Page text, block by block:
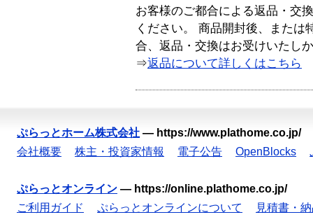
お客様のご都合による返品・交
ください。 商品開封後、または
合、返品・交換はお受けいたし
⇒返品について詳しくはこちら
ぷらっとホーム株式会社 — https://www.plathome.co.jp/
会社概要
株主・投資家情報 電子公告 OpenBlocks
ぷらっとオンライン — https://online.plathome.co.jp/
ご利用ガイド
ぷらっとオンラインについて
見積書・